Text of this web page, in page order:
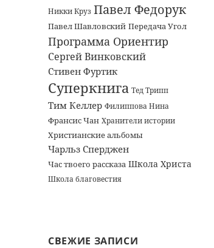
Никки Круз Павел Федорук
Павел Шавловский Передача Угол
Программа Ориентир
Сергей Винковский
Стивен Фуртик
Суперкнига Тед Трипп
Тим Келлер Филиппова Нина
Франсис Чан Хранители истории
Христианские альбомы
Чарльз Сперджен
Час твоего рассказа Школа Христа
Школа благовестия
СВЕЖИЕ ЗАПИСИ